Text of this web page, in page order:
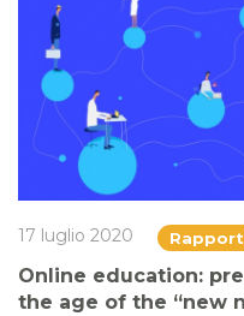
17 luglio 2020
Online education:
the age of the “new